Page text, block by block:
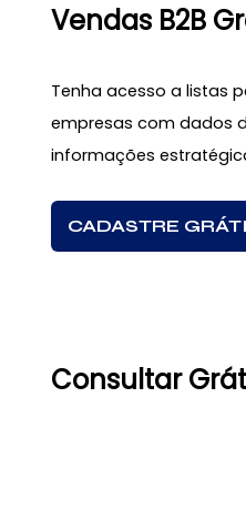
Vendas B2B
Tenha acesso a listas
empresas com dados
informações
CADASTRE
Consultar